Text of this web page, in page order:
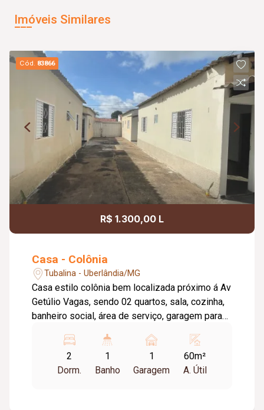
Imóveis Similares
Cód. 83866
R$ 1.300,00 L
Casa - Colônia
Tubalina - Uberlândia/MG
Casa estilo colônia bem localizada próximo á Av
Getúlio Vagas, sendo 02 quartos, sala, cozinha,
banheiro social, área de serviço, garagem para
2
Dorm.
1
Banho
1
Garagem
60m²
A. Útil